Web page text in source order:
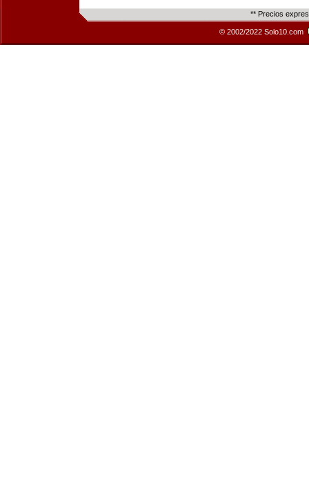
** Precios
© 2002/2022 Solo10.com